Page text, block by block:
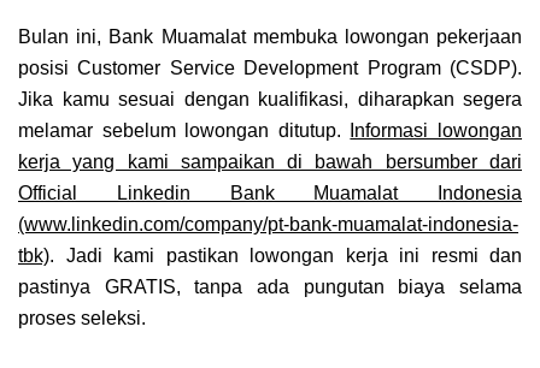
Bulan ini, Bank Muamalat membuka lowongan pekerjaan
posisi Customer Service Development Program (CSDP).
Jika kamu sesuai dengan kualifikasi, diharapkan segera
melamar sebelum lowongan ditutup.
Informasi lowongan
kerja yang kami sampaikan di bawah bersumber dari
Official Linkedin Bank Muamalat Indonesia
(www.linkedin.com/company/pt-bank-muamalat-indonesia-
tbk). Jadi kami pastikan lowongan kerja ini resmi dan
pastinya GRATIS, tanpa ada pungutan biaya selama
proses seleksi.